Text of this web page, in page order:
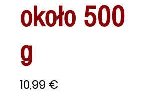
około 500
g
10,99 €